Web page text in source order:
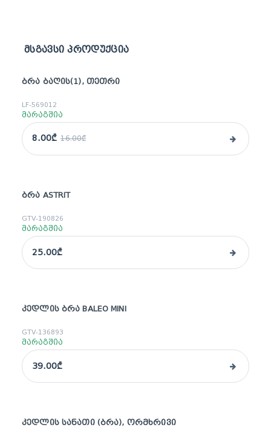
მსგავსი პროდუქცია
sale
ᲑᲠᲐ ᲑᲐᲦᲘᲡ(1), ᲗᲔᲗᲠᲘ
LF-569012
მარაგშია
8.00₾ 16.00₾
ᲑᲠᲐ ASTRIT
GTV-190826
მარაგშია
25.00₾
ᲙᲔᲓᲚᲘᲡ ᲑᲠᲐ BALEO MINI
GTV-136893
მარაგშია
39.00₾
sale
ᲙᲔᲓᲚᲘᲡ ᲡᲐᲜᲐᲗᲘ (ᲑᲠᲐ), ᲝᲠᲛᲮᲠᲘᲕᲘ